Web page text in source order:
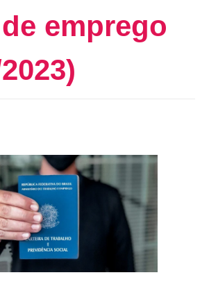
emprego